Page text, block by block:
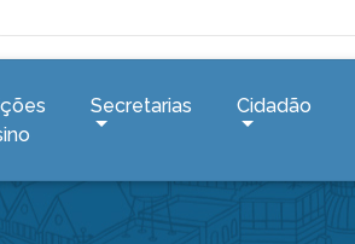
Secretarias Cidadão